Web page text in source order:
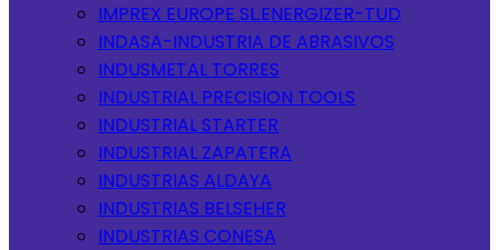
IMPREX EUROPE SL.ENERGIZER-TUD
INDASA-INDUSTRIA DE ABRASIVOS
INDUSMETAL TORRES
INDUSTRIAL PRECISION TOOLS
INDUSTRIAL STARTER
INDUSTRIAL ZAPATERA
INDUSTRIAS ALDAYA
INDUSTRIAS BELSEHER
INDUSTRIAS CONESA